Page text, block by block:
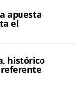
apuesta
el
histórico